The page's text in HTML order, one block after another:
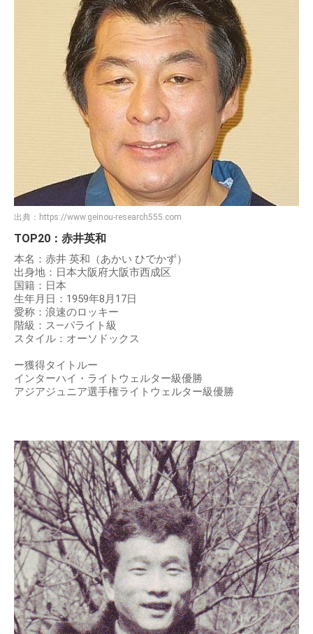
出典： https://www.geinou-research555.com
TOP20：赤井英和
本名：赤井 英和（あかい ひでかず）
出身地：日本大阪府大阪市西成区
国籍：日本
生年月日：1959年8月17日
愛称：浪速のロッキー
階級：ス―パライト級
スタイル：オーソドックス
ー獲得タイトルー
インターハイ・ライトウェルター級優勝
アジアジュニア選手権ライトウェルター級優勝